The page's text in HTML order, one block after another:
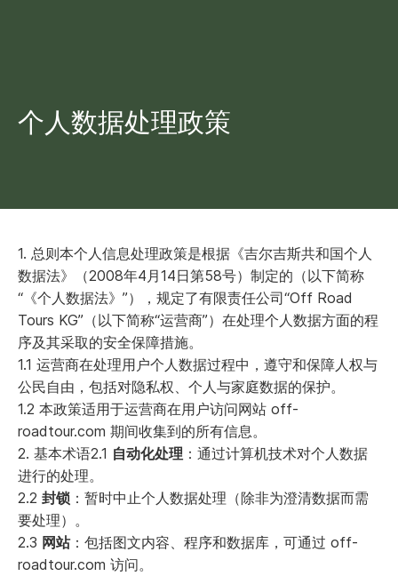
个人数据处理政策
1. 总则本个人信息处理政策是根据《吉尔吉斯共和国个人
数据法》（2008年4月14日第58号）制定的（以下简称
“《个人数据法》”），规定了有限责任公司“Off Road
Tours KG”（以下简称“运营商”）在处理个人数据方面的程
序及其采取的安全保障措施。
1.1 运营商在处理用户个人数据过程中，遵守和保障人权与
公民自由，包括对隐私权、个人与家庭数据的保护。
1.2 本政策适用于运营商在用户访问网站 off-
roadtour.com 期间收集到的所有信息。
2. 基本术语2.1 自动化处理 ：通过计算机技术对个人数据
进行的处理。
2.2 封锁 ：暂时中止个人数据处理（除非为澄清数据而需
要处理）。
2.3 网站：包括图文内容、程序和数据库，可通过 off-
roadtour.com 访问。